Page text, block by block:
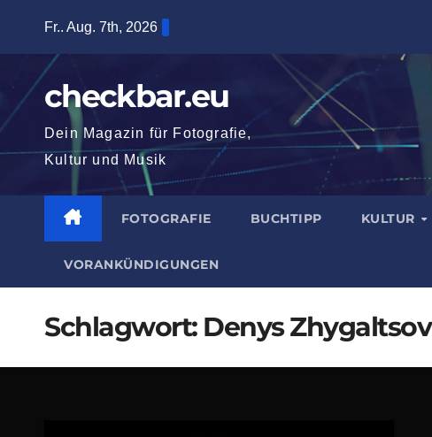
springen
Fr.. Aug. 7th, 2026
checkbar.eu
Dein Magazin für Fotografie,
Kultur und Musik
FOTOGRAFIE BUCHTIPP KULTUR
VORANKÜNDIGUNGEN
Schlagwort: Denys Zhygaltsov